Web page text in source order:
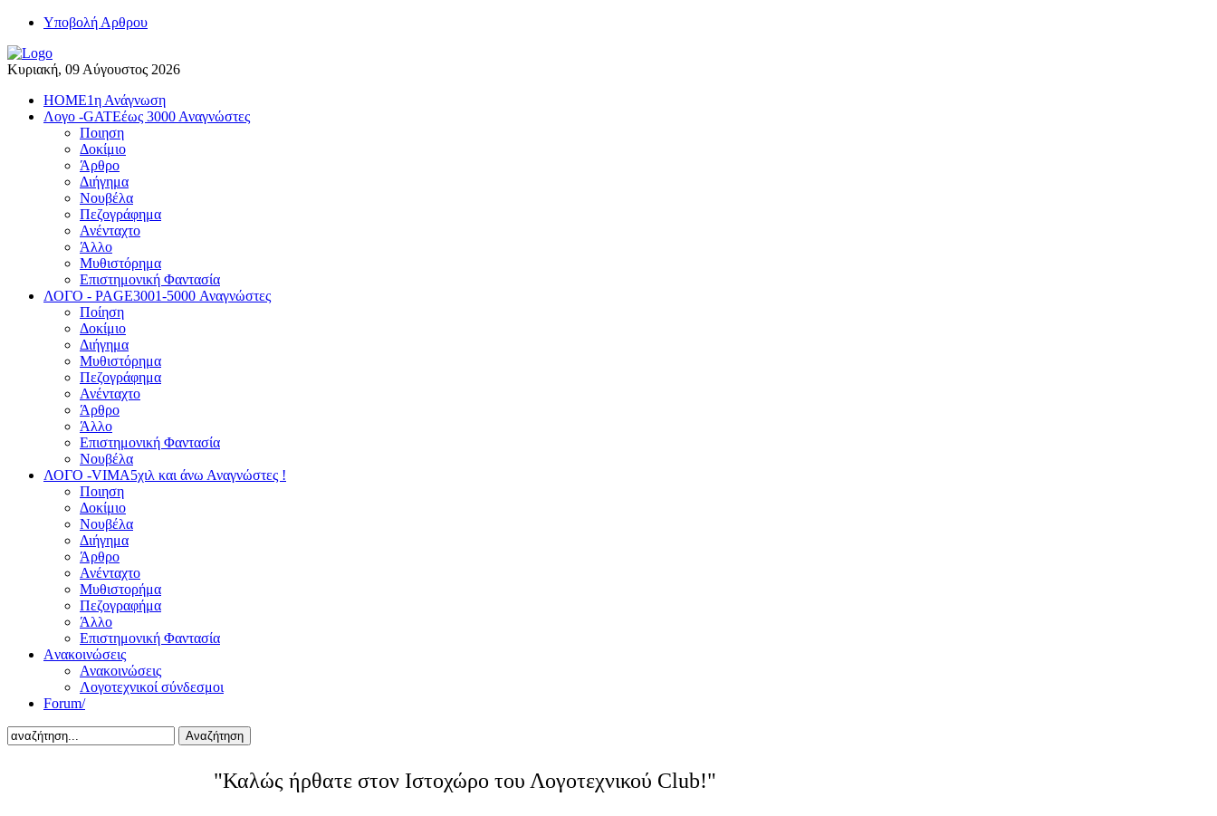
Yποβολή Αρθρου
Κυριακή, 09 Αύγουστος 2026
HOME1η Ανάγνωση
Λογο -GATEέως 3000 Αναγνώστες
Ποιηση
Δοκίμιο
Άρθρο
Διήγημα
Νουβέλα
Πεζογράφημα
Ανένταχτο
Άλλο
Μυθιστόρημα
Επιστημονική Φαντασία
ΛΟΓΟ - PAGE3001-5000 Αναγνώστες
Ποίηση
Δοκίμιο
Διήγημα
Μυθιστόρημα
Πεζογράφημα
Ανένταχτο
Άρθρο
Άλλο
Επιστημονική Φαντασία
Νουβέλα
ΛΟΓΟ -VIMA5χιλ και άνω Αναγνώστες !
Ποιηση
Δοκίμιο
Νουβέλα
Διήγημα
Άρθρο
Ανένταχτο
Μυθιστορήμα
Πεζογραφήμα
Άλλο
Επιστημονική Φαντασία
Aνακοινώσεις
Ανακοινώσεις
Λογοτεχνικοί σύνδεσμοι
Forum/
Αναζήτηση
"Καλώς ήρθατε στον Ιστοχώρο του Λογοτεχνικού Club!"